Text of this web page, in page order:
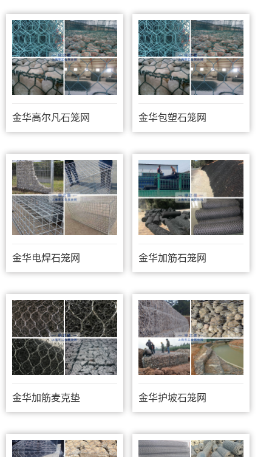
金华高尔凡石笼网 金华包塑石笼网
金华电焊石笼网 金华加筋石笼网
金华加筋麦克垫 金华护坡石笼网